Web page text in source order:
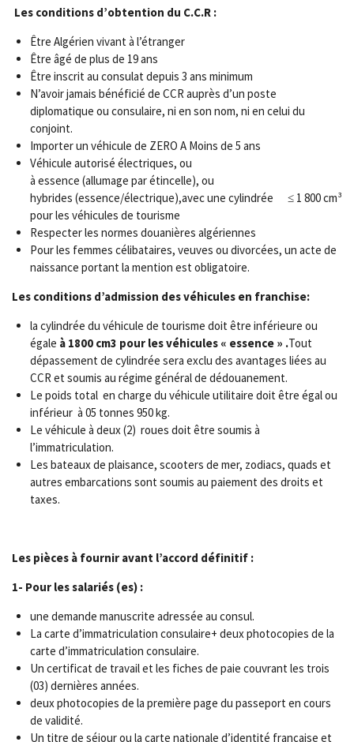
Les conditions d’obtention du C.C.R :
Être Algérien vivant à l’étranger
Être âgé de plus de 19 ans
Être inscrit au consulat depuis 3 ans minimum
N’avoir jamais bénéficié de CCR auprès d’un poste
diplomatique ou consulaire, ni en son nom, ni en celui du
conjoint.
Importer un véhicule de ZERO A Moins de 5 ans
Véhicule autorisé électriques, ou
à essence (allumage par étincelle), ou
hybrides (essence/électrique),avec une cylindrée ≤ 1 800 cm³
pour les véhicules de tourisme
Respecter les normes douanières algériennes
Pour les femmes célibataires, veuves ou divorcées, un acte de
naissance portant la mention est obligatoire.
Les conditions d’admission des véhicules en franchise:
la cylindrée du véhicule de tourisme doit être inférieure ou
égale à 1800 cm3 pour les véhicules « essence » .Tout
dépassement de cylindrée sera exclu des avantages liées au
CCR et soumis au régime général de dédouanement.
Le poids total en charge du véhicule utilitaire doit être égal ou
inférieur à 05 tonnes 950 kg.
Le véhicule à deux (2) roues doit être soumis à
l’immatriculation.
Les bateaux de plaisance, scooters de mer, zodiacs, quads et
autres embarcations sont soumis au paiement des droits et
taxes.
Les pièces à fournir avant l’accord définitif :
1- Pour les salariés (es) :
une demande manuscrite adressée au consul.
La carte d’immatriculation consulaire+ deux photocopies de la
carte d’immatriculation consulaire.
Un certificat de travail et les fiches de paie couvrant les trois
(03) dernières années.
deux photocopies de la première page du passeport en cours
de validité.
Un titre de séjour ou la carte nationale d’identité française et